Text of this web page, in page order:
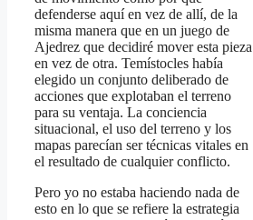
defenderse aquí en vez de allí, de la
misma manera que en un juego de
Ajedrez que decidiré mover esta pieza
en vez de otra. Temístocles había
elegido un conjunto deliberado de
acciones que explotaban el terreno
para su ventaja. La conciencia
situacional, el uso del terreno y los
mapas parecían ser técnicas vitales en
el resultado de cualquier conflicto.
Pero yo no estaba haciendo nada de
esto en lo que se refiere la estrategia